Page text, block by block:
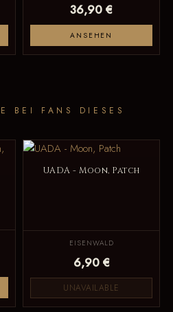
36,90 €
ANSEHEN
BEI FANS DIESES
UADA - Moon, Patch
EISENWALD
6,90 €
UNAVAILABLE